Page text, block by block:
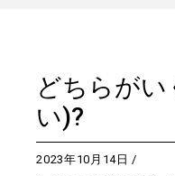
どちらが
い)?
2023年10月14日